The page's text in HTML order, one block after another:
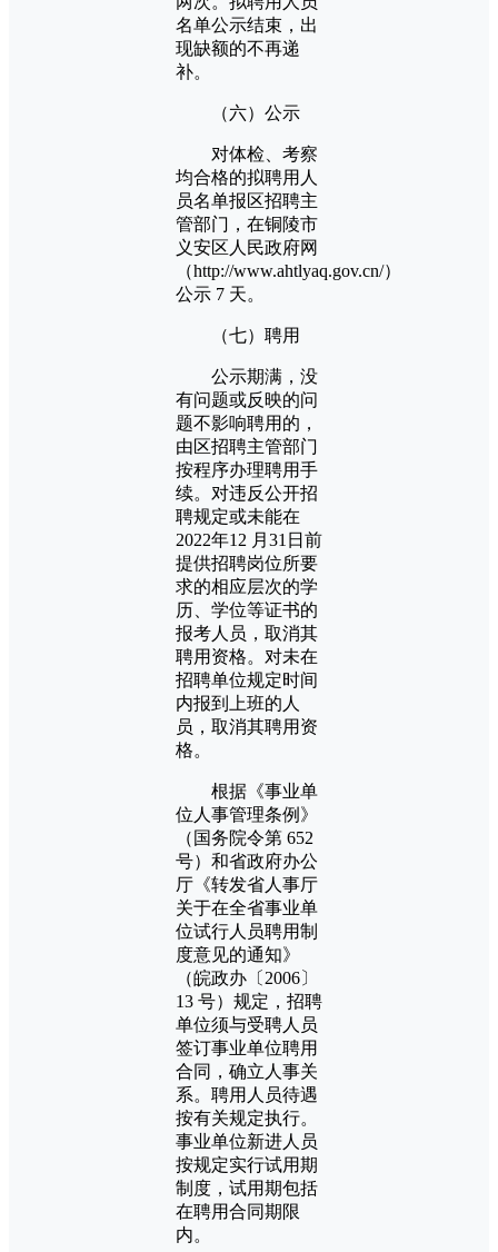
名单公示结束，出
现缺额的不再递
补。
（六）公示
对体检、考察
均合格的拟聘用人
员名单报区招聘主
管部门，在铜陵市
义安区人民政府网
（http://www.ahtlyaq.gov.cn/）
公示 7 天。
（七）聘用
公示期满，没
有问题或反映的问
题不影响聘用的，
由区招聘主管部门
按程序办理聘用手
续。对违反公开招
聘规定或未能在
2022年12 月31日前
提供招聘岗位所要
求的相应层次的学
历、学位等证书的
报考人员，取消其
聘用资格。对未在
招聘单位规定时间
内报到上班的人
员，取消其聘用资
格。
根据《事业单
位人事管理条例》
（国务院令第 652
号）和省政府办公
厅《转发省人事厅
关于在全省事业单
位试行人员聘用制
度意见的通知》
（皖政办〔2006〕
13 号）规定，招聘
单位须与受聘人员
签订事业单位聘用
合同，确立人事关
系。聘用人员待遇
按有关规定执行。
事业单位新进人员
按规定实行试用期
制度，试用期包括
在聘用合同期限
内。